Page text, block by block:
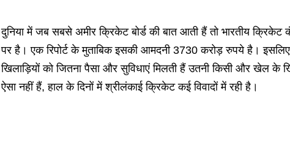
दुनिया में जब सबसे अमीर क्रिकेट बोर्ड की बात आती हैं तो भारतीय
पर है। एक रिपोर्ट के मुताबिक इसकी आमदनी 3730 करोड़ रुपये है।
खिलाड़ियों को जितना पैसा और सुविधाएं मिलती हैं उतनी किसी और खेल के
ऐसा नहीं हैं, हाल के दिनों में श्रीलंकाई क्रिकेट कई विवादों में रही है।